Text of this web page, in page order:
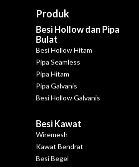
Produk
Besi Hollow dan Pipa
Bulat
Besi Hollow Hitam
Pipa Seamless
Pipa Hitam
Pipa Galvanis
Besi Hollow Galvanis
Besi Kawat
Wiremesh
Kawat Bendrat
Besi Begel